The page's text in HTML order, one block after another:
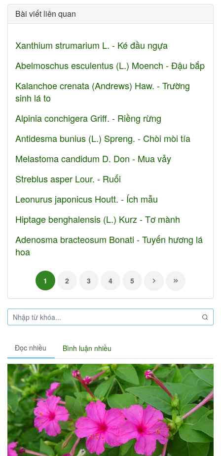
Bài viết liên quan
Xanthium strumarium L. - Ké đầu ngựa
Abelmoschus esculentus (L.) Moench - Đậu bắp
Kalanchoe crenata (Andrews) Haw. - Trường
sinh lá to
Alpinia conchigera Griff. - Riềng rừng
Antidesma bunius (L.) Spreng. - Chòi mòi tía
Melastoma candidum D. Don - Mua vảy
Streblus asper Lour. - Ruối
Leonurus japonicus Houtt. - Ích mẫu
Hiptage benghalensis (L.) Kurz - Tơ mành
Adenosma bracteosum Bonati - Tuyến hương lá
hoa
1 2 3 4 5
Đọc nhiều Bình luận nhiều